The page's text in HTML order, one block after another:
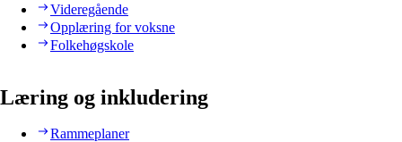
Videregående
Opplæring for voksne
Folkehøgskole
Læring og inkludering
Rammeplaner